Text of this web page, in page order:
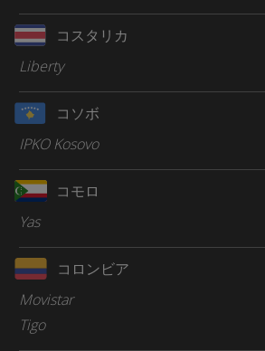
コスタリカ
Liberty
コソボ
IPKO Kosovo
コモロ
Yas
コロンビア
Movistar
Tigo